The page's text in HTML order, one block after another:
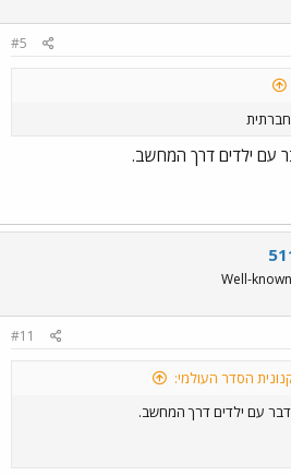
#5
עם ילדים דרך המחשב.
Well-
#11
הסדר העולמי:
עם ילדים דרך המחשב.